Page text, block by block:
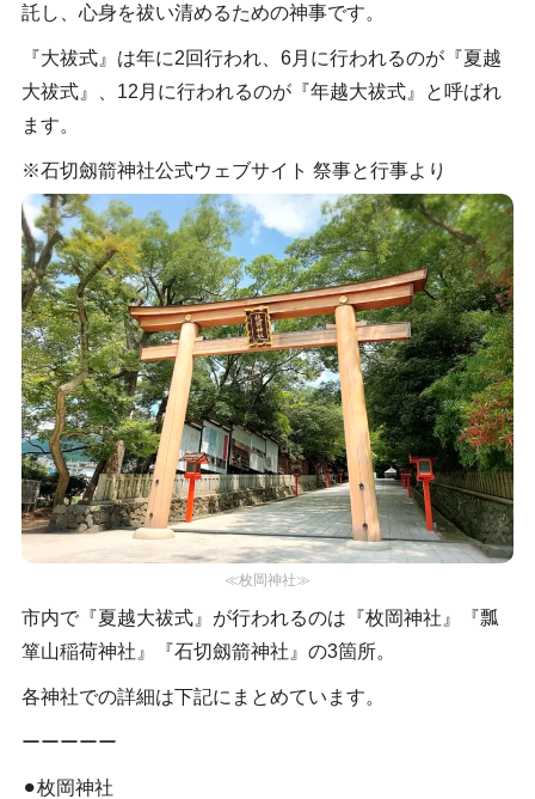
託し、心身を祓い清めるための神事です。
『大祓式』は年に2回行われ、6月に行われるのが『夏越
大祓式』、12月に行われるのが『年越大祓式』と呼ばれ
ます。
※石切劔箭神社公式ウェブサイト 祭事と行事より
≪枚岡神社≫
市内で『夏越大祓式』が行われるのは『枚岡神社』『瓢
箪山稲荷神社』『石切劔箭神社』の3箇所。
各神社での詳細は下記にまとめています。
ーーーーー
⚫︎枚岡神社